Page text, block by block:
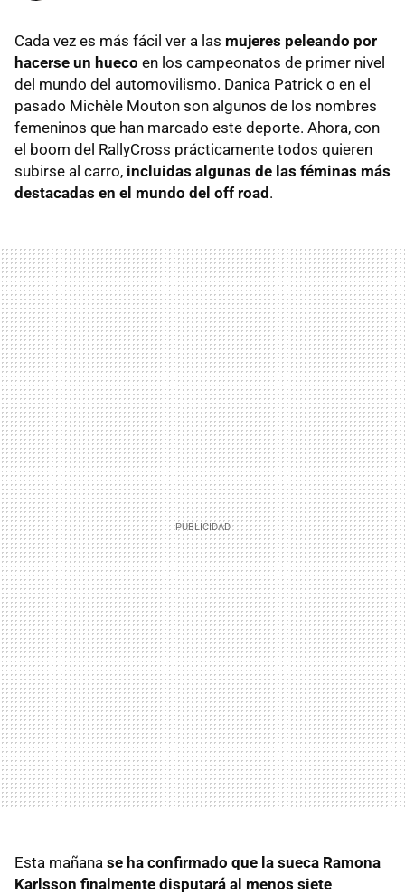
Cada vez es más fácil ver a las mujeres peleando por
hacerse un hueco en los campeonatos de primer nivel
del mundo del automovilismo. Danica Patrick o en el
pasado Michèle Mouton son algunos de los nombres
femeninos que han marcado este deporte. Ahora, con
el boom del RallyCross prácticamente todos quieren
subirse al carro, incluidas algunas de las féminas más
destacadas en el mundo del off road.
Esta mañana se ha confirmado que la sueca Ramona
Karlsson finalmente disputará al menos siete